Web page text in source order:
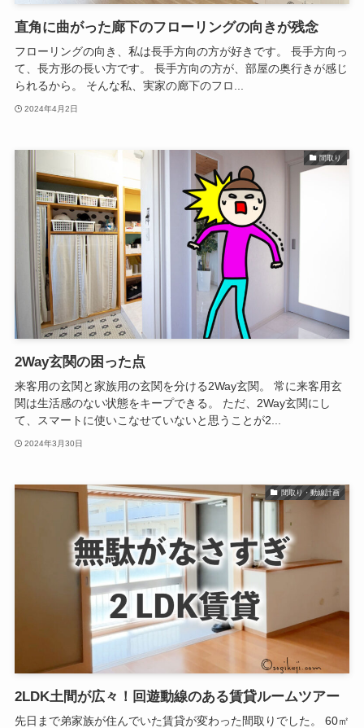
直角に曲がった廊下のフローリングの向きが残念
フローリングの向き、私は長手方向の方が好きです。 長手方向っ
て、長方形の長い方です。 長手方向の方が、部屋の奥行きが感じ
られるから。 そんな私、実家の廊下のフロ...
2024年4月2日
間取り
2Way玄関の困った点
来客用の玄関と家族用の玄関を分ける2Way玄関。 常に来客用玄
関は生活感のない状態をキープできる。 ただ、2Way玄関にし
て、スマートに使いこなせていないと思うことが2...
2024年3月30日
間取り・動線計画
2LDK土間が広々！回遊動線のある賃貸ルームツアー
先日まで弟家族が住んでいた賃貸が変わった間取りでした。 60㎡